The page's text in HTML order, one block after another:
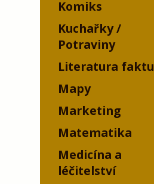
Komiks
Kuchařky /
Potraviny
Literatura faktu
Mapy
Marketing
Matematika
Medicína a
léčitelství